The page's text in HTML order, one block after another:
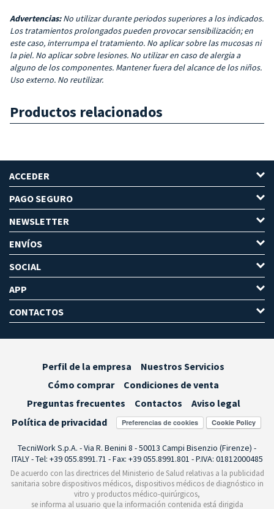
Advertencias: No utilizar durante periodos superiores a los indicados.
Los tratamientos prolongados pueden provocar sensibilización; en
este caso, interrumpa el tratamiento. No aplicar sobre las mucosas ni
la piel. No aplicar sobre lesiones. No utilizar en caso de alergia a
alguno de los componentes. Mantener fuera del alcance de los niños.
Uso externo. No reutilizar.
Productos relacionados
ACCEDER
PAGO SEGURO
NEWSLETTER
ENVÍOS
SOCIAL
APP
CONTACTOS
Perfil de la empresa
Nuestros Servicios
Cómo comprar
Condiciones de venta
Preguntas frecuentes
Contactos
Aviso legal
Política de privacidad
Preferencias de cookies
TecniWork S.p.A. - Via R. Benini 8 - 50013 Campi Bisenzio (Firenze) -
ITALY - Tel: +39 055.8991.71 - Fax: +39 055.8991.801 - P.IVA: 01812000485
De acuerdo con las directrices del Ministerio de Salud relativas a la publicidad
sanitaria sobre dispositivos médicos, dispositivos médicos de diagnóstico in
vitro y productos médico-quirúrgicos,
se informa al usuario que la información contenida está dirigida